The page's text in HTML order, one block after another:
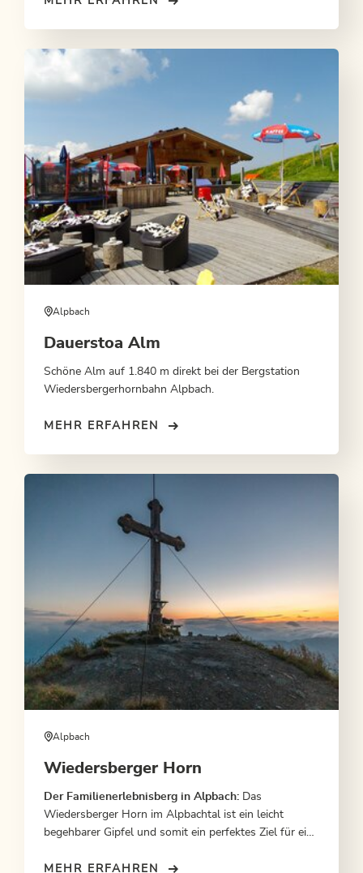
Alpbach
Dauerstoa Alm
Schöne Alm auf 1.840 m direkt bei der Bergstation
Wiedersbergerhornbahn Alpbach.
MEHR ERFAHREN
Alpbach
Wiedersberger Horn
Der Familienerlebnisberg in Alpbach: Das
Wiedersberger Horn im Alpbachtal ist ein leicht
begehbarer Gipfel und somit ein perfektes Ziel für eine
Wiedersbergerhornbahn geht es in einer Stunde auf
MEHR ERFAHREN